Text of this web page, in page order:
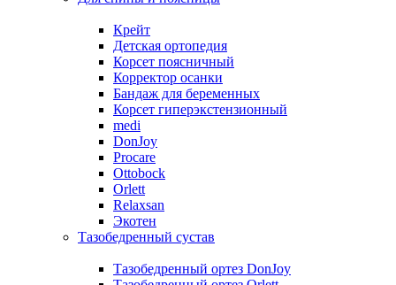
Крейт
Детская ортопедия
Корсет поясничный
Корректор осанки
Бандаж для беременных
Корсет гиперэкстензионный
medi
DonJoy
Procare
Ottobock
Orlett
Relaxsan
Экотен
Тазобедренный сустав
Тазобедренный ортез DonJoy